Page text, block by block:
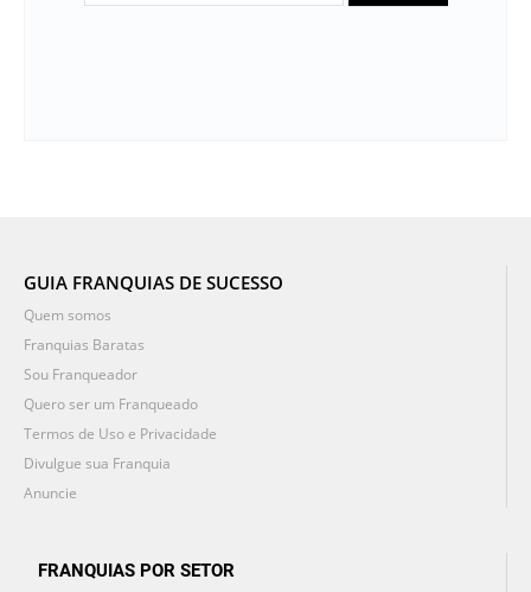
GUIA FRANQUIAS DE SUCESSO
Quem somos
Franquias Baratas
Sou Franqueador
Quero ser um Franqueado
Termos de Uso e Privacidade
Divulgue sua Franquia
Anuncie
FRANQUIAS POR SETOR